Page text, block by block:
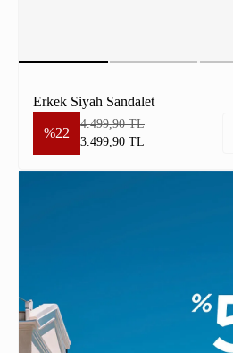
Erkek Siyah Sandalet
%22
4.499,90 TL
3.499,90 TL